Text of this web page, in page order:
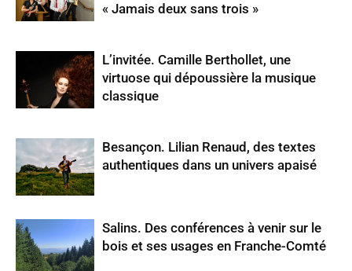
« Jamais deux sans trois »
L’invitée. Camille Berthollet, une
virtuose qui dépoussière la musique
classique
Besançon. Lilian Renaud, des textes
authentiques dans un univers apaisé
Salins. Des conférences à venir sur le
bois et ses usages en Franche-Comté